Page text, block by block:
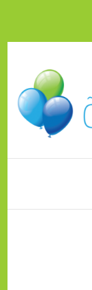
Peotarbed ja